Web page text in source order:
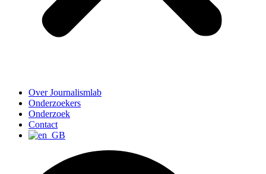
Over Journalismlab
Onderzoekers
Onderzoek
Contact